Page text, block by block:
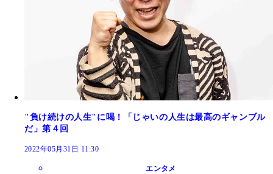
"負け続けの人生"に喝！「じゃいの人生は最高のギャンブル
だ」第４回
2022年05月31日 11:30
エンタメ